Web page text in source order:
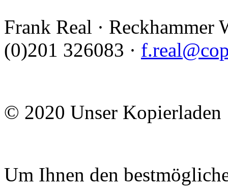
Frank Real · Reckhammer
(0)201 326083 ·
© 2020 Unser Kopierladen
Um Ihnen den